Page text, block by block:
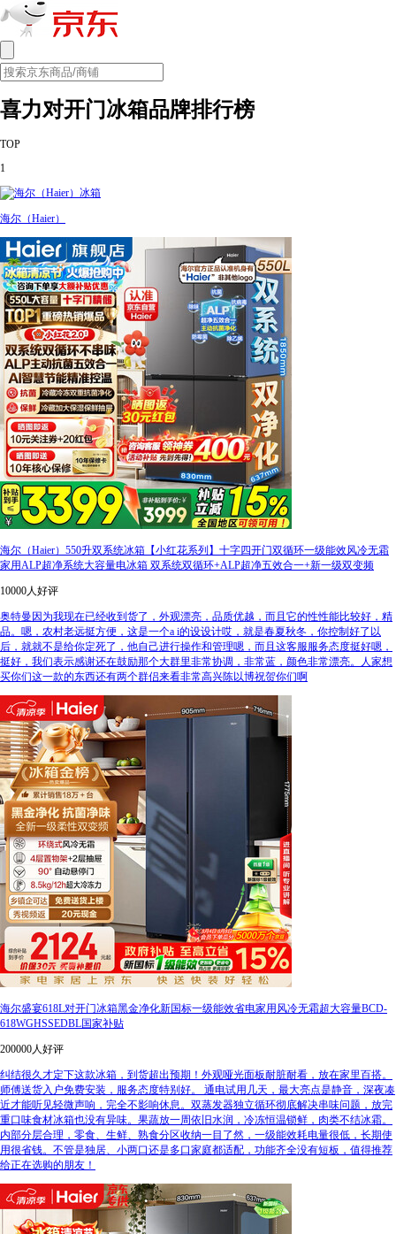
喜力对开门冰箱品牌排行榜
TOP
1
海尔（Haier）
海尔（Haier）550升双系统冰箱【小红花系列】十字四开门双循环一级能效风冷无霜
家用ALP超净系统大容量电冰箱 双系统双循环+ALP超净五效合一+新一级双变频
10000人好评
奥特曼因为我现在已经收到货了，外观漂亮，品质优越，而且它的性性能比较好，精
品。嗯，农村老远挺方便，这是一个a i的设设计哎，就是春夏秋冬，你控制好了以
后，就就不是给你定死了，他自己进行操作和管理嗯，而且这客服服务态度挺好嗯，
挺好，我们表示感谢还在鼓励那个大群里非常协调，非常蓝，颜色非常漂亮。人家想
买你们这一款的东西还有两个群侣来看非常高兴陈以博祝贺你们啊
海尔盛宴618L对开门冰箱黑金净化新国标一级能效省电家用风冷无霜超大容量BCD-
618WGHSSEDBL国家补贴
200000人好评
纠结很久才定下这款冰箱，到货超出预期！外观哑光面板耐脏耐看，放在家里百搭。
师傅送货入户免费安装，服务态度特别好。 通电试用几天，最大亮点是静音，深夜凑
近才能听见轻微声响，完全不影响休息。双蒸发器独立循环彻底解决串味问题，放完
重口味食材冰箱也没有异味。果蔬放一周依旧水润，冷冻恒温锁鲜，肉类不结冰霜。
内部分层合理，零食、生鲜、熟食分区收纳一目了然，一级能效耗电量很低，长期使
用很省钱。不管是独居、小两口还是多口家庭都适配，功能齐全没有短板，值得推荐
给正在选购的朋友！